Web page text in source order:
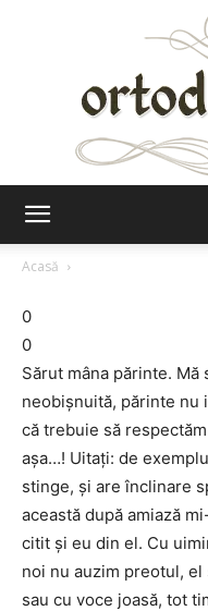
Acasă
0
0
Sărut mâna părinte.
neobișnuită, părinte nu
că trebuie să
așa…! Uitați: de
stinge, și are înclinare
această după amiază
citit și eu din el. Cu
noi nu auzim preotul,
sau cu voce joasă, tot